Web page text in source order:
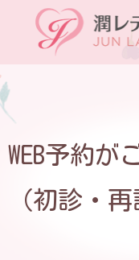
WEB予約
（初診・